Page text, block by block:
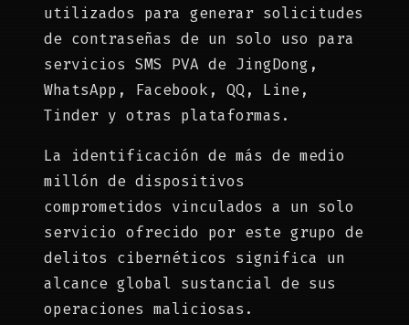
utilizados para generar solicitudes
de contraseñas de un solo uso para
servicios SMS PVA de JingDong,
WhatsApp, Facebook, QQ, Line,
Tinder y otras plataformas.
La identificación de más de medio
millón de dispositivos
comprometidos vinculados a un solo
servicio ofrecido por este grupo de
delitos cibernéticos significa un
alcance global sustancial de sus
operaciones maliciosas.